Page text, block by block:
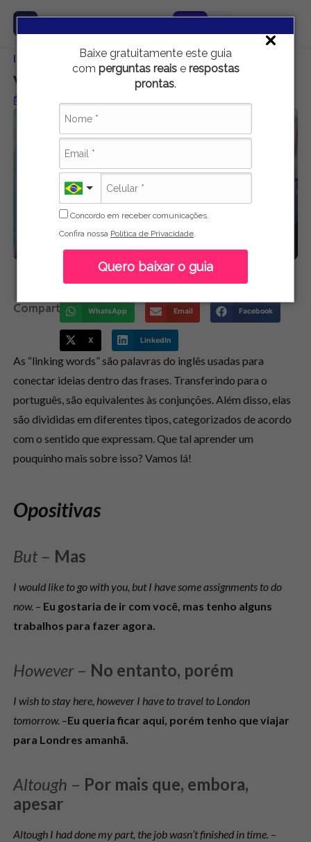
Baixe gratuitamente este guia
com perguntas reaise respostas
prontas.
Concordo em receber comunicações.
Confira nossa Política de Privacidade.
Quero baixar o guia
Início Educação Você sabe o que são as linking words?
Você sabe o que são as linking words?
Marco Lobo
Compartilhe: WhatsApp Email Facebook
X LinkedIn
As “linking words” são palavras do inglês usadas para
conectar ideias dentro das frases. Transferindo para o
português, são equivalentes às conjunções. Além disso, elas
são divididas em diferentes tipos, categorizados de acordo
com o sentido que expressam. Que tal aprender um
pouquinho mais sobre isso? Vamos lá!
Opositivas
But – Mas
I would like to go with you, but I have some assignments to do
now. – Eu gostaria de ir com você, mas tenho alguns
trabalhos para fazer agora.
However– No entanto, porém
I wish to stay here, however I have to travel to London
tomorrow. –Eu queria ficar aqui, porém tenho que viajar
para Londres amanhã.
Altough – Por mais que, embora,
apesar
Altough I had done my part, the job wasn’t finished in time. –